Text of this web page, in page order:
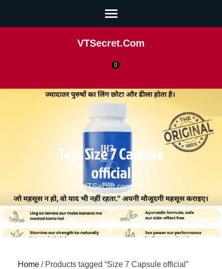
VTSecret.com
0
Tag:Size 7 Capsule
official
VTSecret.com >>
Home / Products tagged “Size 7 Capsule official”